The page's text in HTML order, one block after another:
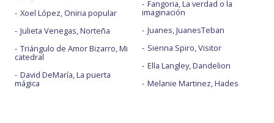
Xoel López, Oniria popular
Julieta Venegas, Norteña
Triángulo de Amor Bizarro, Mi
catedral
David DeMaría, La puerta
mágica
Fangoria, La verdad o la
imaginación
Juanes, JuanesTeban
Sienna Spiro, Visitor
Ella Langley, Dandelion
Melanie Martinez, Hades